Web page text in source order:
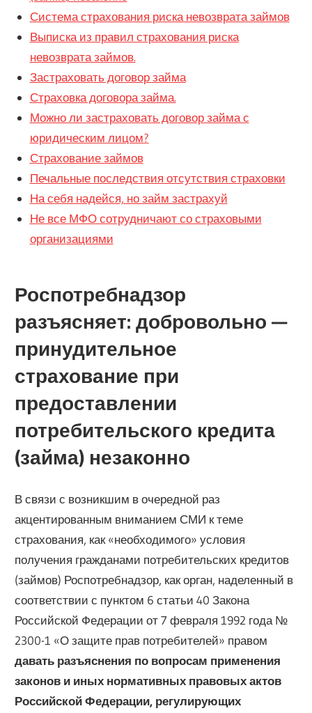
Система страхования риска невозврата займов
Выписка из правил страхования риска
невозврата займов.
Застраховать договор займа
Страховка договора займа.
Можно ли застраховать договор займа с
юридическим лицом?
Страхование займов
Печальные последствия отсутствия страховки
На себя надейся, но займ застрахуй
Не все МФО сотрудничают со страховыми
организациями
Роспотребнадзор
разъясняет: добровольно —
принудительное
страхование при
предоставлении
потребительского кредита
(займа) незаконно
В связи с возникшим в очередной раз
акцентированным вниманием СМИ к теме
страхования, как «необходимого» условия
получения гражданами потребительских кредитов
(займов) Роспотребнадзор, как орган, наделенный в
соответствии с пунктом 6 статьи 40 Закона
Российской Федерации от 7 февраля 1992 года №
2300-1 «О защите прав потребителей» правом
давать разъяснения по вопросам применения
законов и иных нормативных правовых актов
Российской Федерации, регулирующих